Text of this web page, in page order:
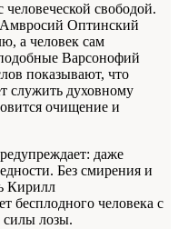
свободой.
Оптинский
а человек сам
Варсонофий
показывают, что
служить духовному
очищение и
даже
Без смирения и
Кирилл
бесплодного человека с
лозы.